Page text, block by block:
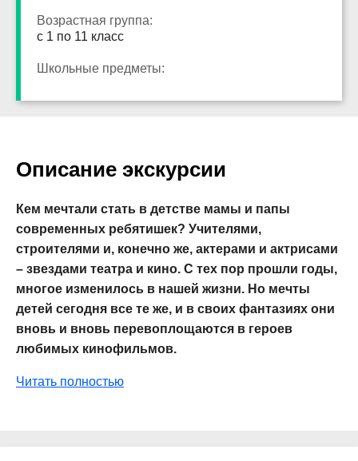
Возрастная группа:
с 1 по 11 класс
Школьные предметы:
Описание экскурсии
Кем мечтали стать в детстве мамы и папы
современных ребятишек? Учителями,
строителями и, конечно же, актерами и актрисами
– звездами театра и кино. С тех пор прошли годы,
многое изменилось в нашей жизни. Но мечты
детей сегодня все те же, и в своих фантазиях они
вновь и вновь перевоплощаются в героев
любимых кинофильмов.
Читать полностью